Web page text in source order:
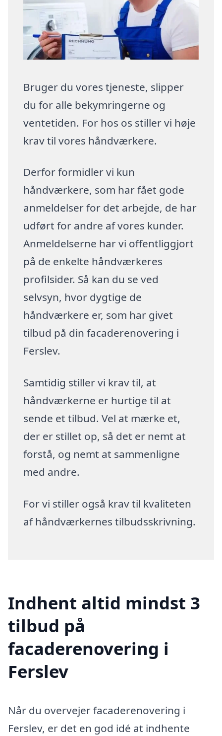
Bruger du vores tjeneste, slipper
du for alle bekymringerne og
ventetiden. For hos os stiller vi høje
krav til vores håndværkere.
Derfor formidler vi kun
håndværkere, som har fået gode
anmeldelser for det arbejde, de har
udført for andre af vores kunder.
Anmeldelserne har vi offentliggjort
på de enkelte håndværkeres
profilsider. Så kan du se ved
selvsyn, hvor dygtige de
håndværkere er, som har givet
tilbud på din facaderenovering i
Ferslev.
Samtidig stiller vi krav til, at
håndværkerne er hurtige til at
sende et tilbud. Vel at mærke et,
der er stillet op, så det er nemt at
forstå, og nemt at sammenligne
med andre.
For vi stiller også krav til kvaliteten
af håndværkernes tilbudsskrivning.
Indhent altid mindst 3
tilbud på
facaderenovering i
Ferslev
Når du overvejer facaderenovering i
Ferslev, er det en god idé at indhente